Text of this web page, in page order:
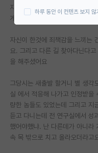
대학원 합격 후기 게시판
연구실(PI) 홍보 게시판
석박사 채용 정보 게시판
학부 인턴 게시판
취업 게시판
임용 후기 게시판
자퇴 당했을 당시 넋나간 상태로
게 자퇴서 서명을 받으러 갔습니다.
자신이 한것에 죄책감을 느끼는
요. 그리고 다른 길 찾아다닌다
을 해주셨어요
그당시는 새출발 할거니 별 생각
실 에서 적응해 나가고 인정받을
량한 놈들도 있었는데 그리고 지
듣고 다니는데 전 연구실에서 성
했어야했냐. 난 다른데가 아니라
속 목 밖으로 치고 올라오더라고
하루 동안 이 컨텐츠 보지 않